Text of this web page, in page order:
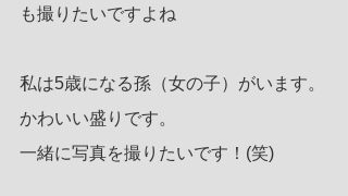
も撮りたいですよね
私は5歳になる孫（女の子）がいます。
かわいい盛りです。
一緒に写真を撮りたいです！(笑)